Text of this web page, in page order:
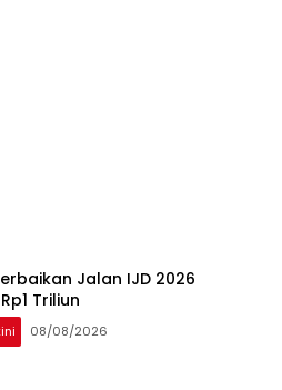
Jalan IJD 2026
Triliun
08/08/2026